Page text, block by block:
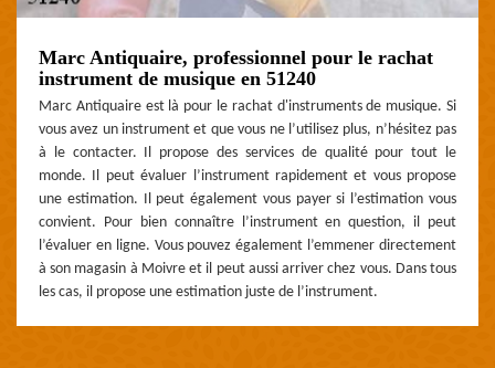
Marc Antiquaire, professionnel pour le rachat
instrument de musique en 51240
Marc Antiquaire est là pour le rachat d'instruments de musique. Si
vous avez un instrument et que vous ne l’utilisez plus, n’hésitez pas
à le contacter. Il propose des services de qualité pour tout le
monde. Il peut évaluer l’instrument rapidement et vous propose
une estimation. Il peut également vous payer si l’estimation vous
convient. Pour bien connaître l’instrument en question, il peut
l’évaluer en ligne. Vous pouvez également l’emmener directement
à son magasin à Moivre et il peut aussi arriver chez vous. Dans tous
les cas, il propose une estimation juste de l’instrument.